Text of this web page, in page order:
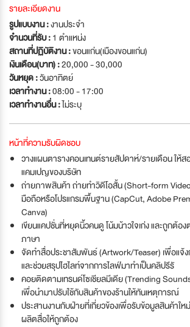
รายละเอียดงาน
รูปแบบงาน :งานประจำ
จำนวนที่รับ :1 ตำแหน่ง
สถานที่ปฏิบัติงาน :ขอนแก่น(เมืองขอนแก่น)
เงินเดือน(บาท) :20,000 - 30,000
วันหยุด :วันอาทิตย์
เวลาทำงาน :08:00 - 17:00
เวลาทำงานอื่น :ไม่ระบุ
หน้าที่ความรับผิดชอบ
วางแผนตารางคอนเทนต์รายสัปดาห์/รายเดือน ให้
แคมเปญของบริษัท
ถ่ายภาพสินค้า ถ่ายทำวิดีโอสั้น (Short-form
มือถือหรือโปรแกรมพื้นฐาน (CapCut, Adobe
Canva)
เขียนแคปชั่นที่หยุดนิ้วคนดู โน้มน้าวใจเก่ง และถูกต้อ
ภาษา
จัดทำสื่อประชาสัมพันธ์ (Artwork/Teaser) เพื่อแจ้
และช่วยสรุปไฮไลท์จากการไลฟ์มาทำเป็นคลิปรีรั
คอยติดตามเทรนด์โซเชียลมีเดีย (Trending
เพื่อนำมาปรับใช้กับสินค้าของร้านให้ทันเหตุการณ์
ประสานงานกับฝ่ายที่เกี่ยวข้องเพื่อรับข้อมูลสินค้าให
ผลิตสื่อให้ถูกต้อง